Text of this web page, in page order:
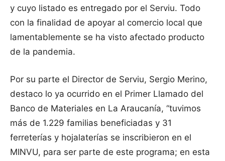
y cuyo listado es entregado por el Serviu. Todo
con la finalidad de apoyar al comercio local que
lamentablemente se ha visto afectado producto
de la pandemia.
Por su parte el Director de Serviu, Sergio Merino,
destaco lo ya ocurrido en el Primer Llamado del
Banco de Materiales en La Araucanía, “tuvimos
más de 1.229 familias beneficiadas y 31
ferreterías y hojalaterías se inscribieron en el
MINVU, para ser parte de este programa; en esta